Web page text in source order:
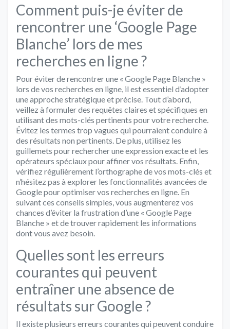
Comment puis-je éviter de
rencontrer une ‘Google Page
Blanche’ lors de mes
recherches en ligne ?
Pour éviter de rencontrer une « Google Page Blanche »
lors de vos recherches en ligne, il est essentiel d’adopter
une approche stratégique et précise. Tout d’abord,
veillez à formuler des requêtes claires et spécifiques en
utilisant des mots-clés pertinents pour votre recherche.
Évitez les termes trop vagues qui pourraient conduire à
des résultats non pertinents. De plus, utilisez les
guillemets pour rechercher une expression exacte et les
opérateurs spéciaux pour affiner vos résultats. Enfin,
vérifiez régulièrement l’orthographe de vos mots-clés et
n’hésitez pas à explorer les fonctionnalités avancées de
Google pour optimiser vos recherches en ligne. En
suivant ces conseils simples, vous augmenterez vos
chances d’éviter la frustration d’une « Google Page
Blanche » et de trouver rapidement les informations
dont vous avez besoin.
Quelles sont les erreurs
courantes qui peuvent
entraîner une absence de
résultats sur Google ?
Il existe plusieurs erreurs courantes qui peuvent conduire